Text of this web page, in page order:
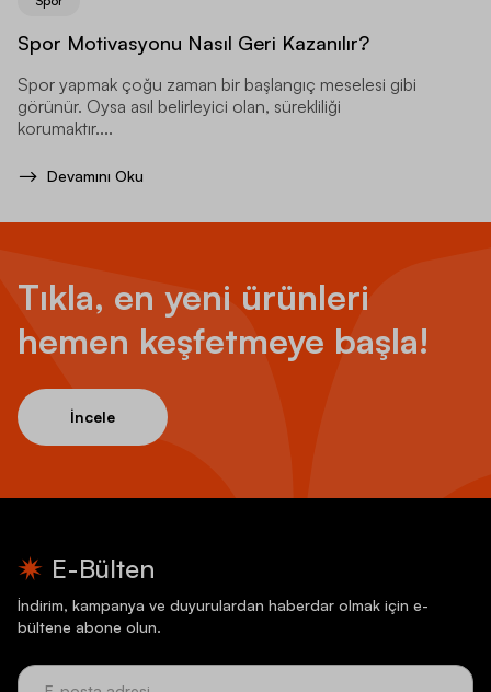
Spor Motivasyonu Nasıl Geri Kazanılır?
Spor yapmak çoğu zaman bir başlangıç meselesi gibi
görünür. Oysa asıl belirleyici olan, sürekliliği
korumaktır....
Devamını Oku
Tıkla, en yeni ürünleri
hemen keşfetmeye başla!
İncele
E-Bülten
İndirim, kampanya ve duyurulardan haberdar olmak için e-
bültene abone olun.